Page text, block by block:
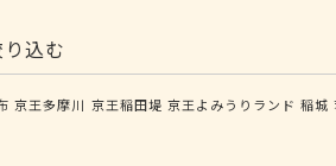
込む
京王多摩川 京王稲田堤 京王よみうりランド 稲城